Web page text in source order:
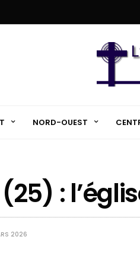
NORD-OUEST
:
2026